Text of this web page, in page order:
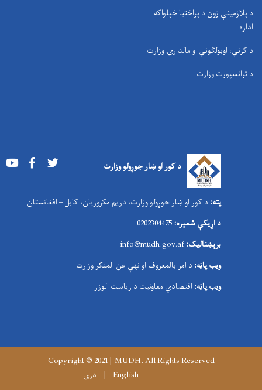
د پلازمینې زون د پراختیا خپلواکه
اداره
د کرنې، اوبولګونې او مالدارۍ وزارت
د ترانسپورت وزارت
د کور او ښار جوړولو وزارت Youtube Facebook
پته: د کور او ښار جوړولو وزارت، دریم مکروریان، کابل – افغانستان
د اړیکې شمېره:
برېښنالیک:
info@mudh.gov.af
ویب پاڼه: د امر بالمعروف او نهې عن المنکر وزارت
ویب پاڼه: اقتصادي معاونیت د ریاست الوزرا
Copyright © 2021 | MUDH. All Rights Reserved
English
دری